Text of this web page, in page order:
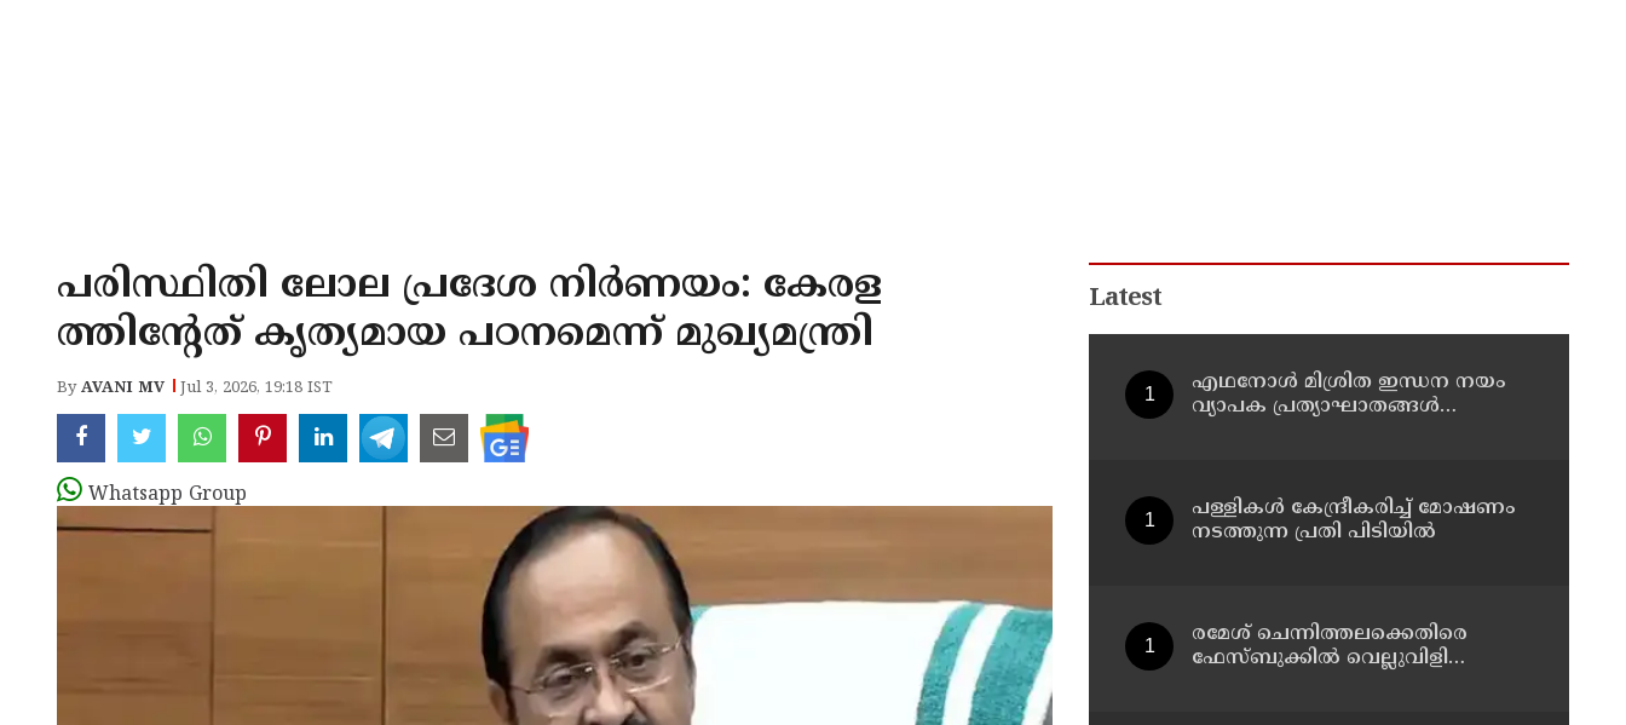
പരിസ്ഥിതി ലോല പ്രദേശ നിർണയം: കേരള
ത്തിന്റേത് കൃത്യമായ പഠനമെന്ന് മുഖ്യമന്ത്രി
ByAVANI MV Jul 3, 2026, 19:18 IST
Whatsapp Group
Latest
എഥനോള്‍ മിശ്രിത ഇന്ധന നയം
വ്യാപക പ്രത്യാഘാതങ്ങള്‍
പള്ളികള്‍ കേന്ദ്രീകരിച്ച് മോഷണം
നടത്തുന്ന പ്രതി പിടിയില്‍
രമേശ് ചെന്നിത്തലക്കെതിരെ
ഫേസ്ബുക്കില്‍ വെല്ലുവിളി